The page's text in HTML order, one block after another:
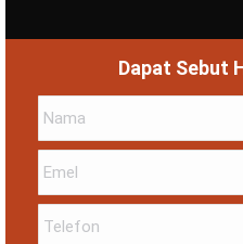
Dapat Sebut